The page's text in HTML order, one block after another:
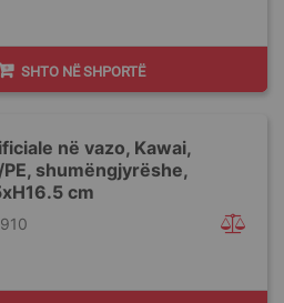
SHTO NË SHPORTË
në vazo, Kawai,
shumëngjyrëshe,
cm